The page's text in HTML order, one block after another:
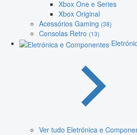
Xbox One e Series
Xbox Original
Acessórios Gaming (38)
Consolas Retro (13)
Ver tudo Eletrónica e